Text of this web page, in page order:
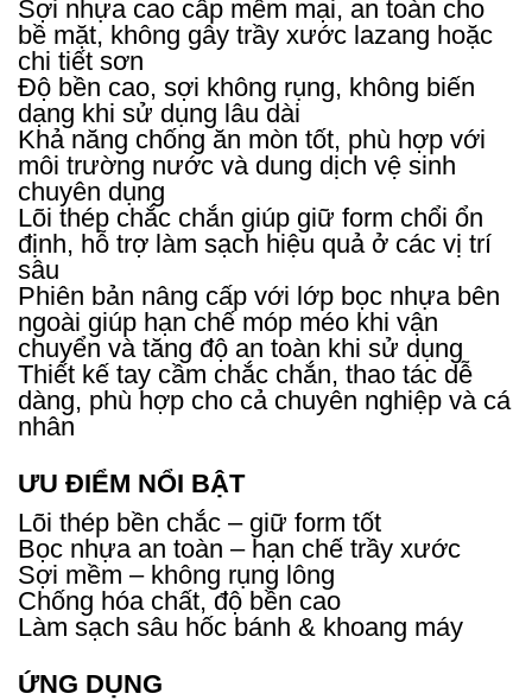
Sợi nhựa cao cấp mềm mại, an toàn cho
bề mặt, không gây trầy xước lazang hoặc
chi tiết sơn
Độ bền cao, sợi không rụng, không biến
dạng khi sử dụng lâu dài
Khả năng chống ăn mòn tốt, phù hợp với
môi trường nước và dung dịch vệ sinh
chuyên dụng
Lõi thép chắc chắn giúp giữ form chổi ổn
định, hỗ trợ làm sạch hiệu quả ở các vị trí
sâu
Phiên bản nâng cấp với lớp bọc nhựa bên
ngoài giúp hạn chế móp méo khi vận
chuyển và tăng độ an toàn khi sử dụng
Thiết kế tay cầm chắc chắn, thao tác dễ
dàng, phù hợp cho cả chuyên nghiệp và cá
nhân
ƯU ĐIỂM NỔI BẬT
Lõi thép bền chắc – giữ form tốt
Bọc nhựa an toàn – hạn chế trầy xước
Sợi mềm – không rụng lông
Chống hóa chất, độ bền cao
Làm sạch sâu hốc bánh & khoang máy
ỨNG DỤNG